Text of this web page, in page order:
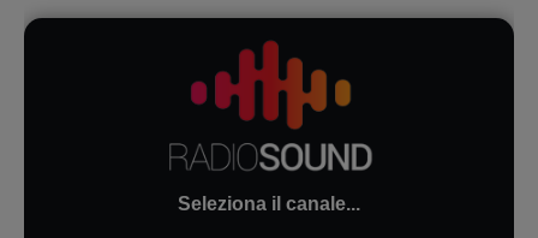
Seleziona il canale...